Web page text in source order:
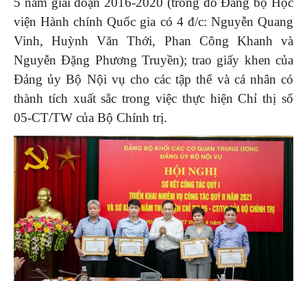
viện Hành chính Quốc gia có 4 đ/c: Nguyễn Quang
Vinh, Huỳnh Văn Thới, Phan Công Khanh và
Nguyễn Đặng Phương Truyền); trao giấy khen của
Đảng ủy Bộ Nội vụ cho các tập thể và cá nhân có
thành tích xuất sắc trong việc thực hiện Chỉ thị số
05-CT/TW của Bộ Chính trị.